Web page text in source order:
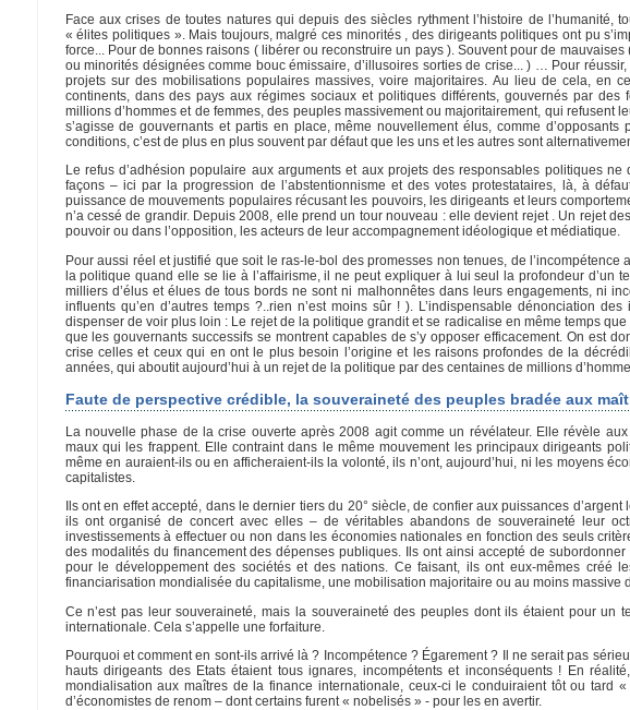
Face aux crises de toutes natures qui depuis des siècles rythment l’histoire de
« élites politiques ». Mais toujours, malgré ces minorités , des dirigeants politiques ont pu
force... Pour de bonnes raisons ( libérer ou reconstruire un pays ). Souvent pour de
ou minorités désignées comme bouc émissaire, d’illusoires sorties de crise... ) … Pour
projets sur des mobilisations populaires massives, voire majoritaires. Au lieu de cela, en
continents, dans des pays aux régimes sociaux et politiques différents, gouvernés par
millions d’hommes et de femmes, des peuples massivement ou majoritairement, qui refusent
s’agisse de gouvernants et partis en place, même nouvellement élus, comme
conditions, c’est de plus en plus souvent par défaut que les uns et les autres sont
Le refus d’adhésion populaire aux arguments et aux projets des responsables politiques
façons – ici par la progression de l’abstentionnisme et des votes protestataires, là, à
puissance de mouvements populaires récusant les pouvoirs, les dirigeants et leurs
n’a cessé de grandir. Depuis 2008, elle prend un tour nouveau : elle devient rejet . Un rejet
pouvoir ou dans l’opposition, les acteurs de leur accompagnement idéologique et médiatique.
Pour aussi réel et justifié que soit le ras-le-bol des promesses non tenues, de
la politique quand elle se lie à l’affairisme, il ne peut expliquer à lui seul la profondeur d’un
milliers d’élus et élues de tous bords ne sont ni malhonnêtes dans leurs engagements, ni
influents qu’en d’autres temps ?..rien n’est moins sûr ! ). L’indispensable dénonciation
dispenser de voir plus loin : Le rejet de la politique grandit et se radicalise en même temps
que les gouvernants successifs se montrent capables de s’y opposer efficacement. On est
crise celles et ceux qui en ont le plus besoin l’origine et les raisons profondes de la
années, qui aboutit aujourd’hui à un rejet de la politique par des centaines de millions
Faute de perspective crédible, la souveraineté des peuples bradée aux
La nouvelle phase de la crise ouverte après 2008 agit comme un révélateur. Elle révèle
maux qui les frappent. Elle contraint dans le même mouvement les principaux dirigeants
même en auraient-ils ou en afficheraient-ils la volonté, ils n’ont, aujourd’hui, ni les moyens
capitalistes.
Ils ont en effet accepté, dans le dernier tiers du 20° siècle, de confier aux puissances
ils ont organisé de concert avec elles – de véritables abandons de souveraineté leur
investissements à effectuer ou non dans les économies nationales en fonction des seuls
des modalités du financement des dépenses publiques. Ils ont ainsi accepté de
pour le développement des sociétés et des nations. Ce faisant, ils ont eux-mêmes créé
financiarisation mondialisée du capitalisme, une mobilisation majoritaire ou au moins massive
Ce n’est pas leur souveraineté, mais la souveraineté des peuples dont ils étaient pour un
internationale. Cela s’appelle une forfaiture.
Pourquoi et comment en sont-ils arrivé là ? Incompétence ? Égarement ? Il ne serait pas
hauts dirigeants des Etats étaient tous ignares, incompétents et inconséquents ! En
mondialisation aux maîtres de la finance internationale, ceux-ci le conduiraient tôt ou tard
d’économistes de renom – dont certains furent « nobelisés » - pour les en avertir.